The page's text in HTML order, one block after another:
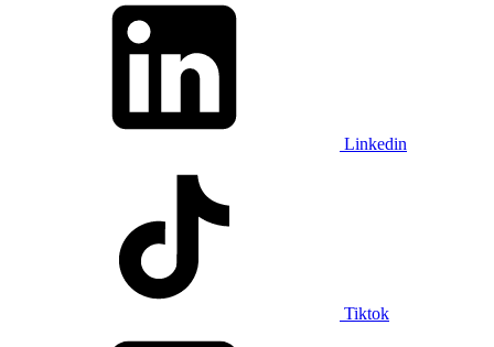
Linkedin
Tiktok